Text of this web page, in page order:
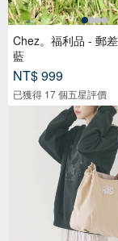
Chez。福利品 - 郵
藍
NT$ 999
已獲得 17 個五星評價